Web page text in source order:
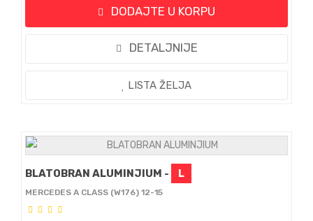
DODAJTE U KORPU
DETALJNIJE
LISTA ŽELJA
BLATOBRAN ALUMINJIUM - L
MERCEDES A CLASS (W176) 12-15